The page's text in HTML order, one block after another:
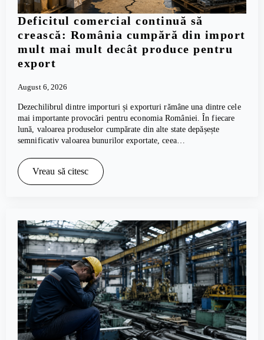
Deficitul comercial continuă să
crească: România cumpără din import
mult mai mult decât produce pentru
export
August 6, 2026
Dezechilibrul dintre importuri și exporturi rămâne una dintre cele
mai importante provocări pentru economia României. În fiecare
lună, valoarea produselor cumpărate din alte state depășește
semnificativ valoarea bunurilor exportate, ceea…
Vreau să citesc